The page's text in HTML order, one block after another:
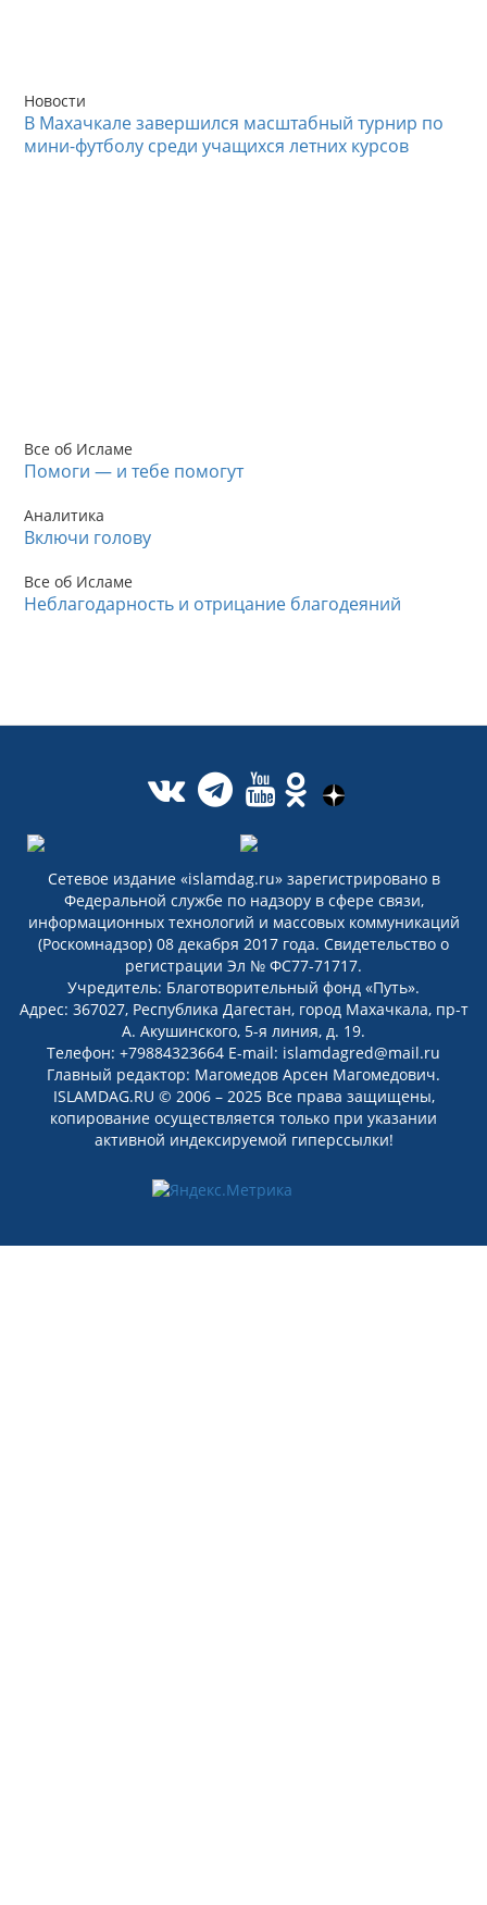
Новости
В Махачкале завершился масштабный турнир по
мини-футболу среди учащихся летних курсов
Все об Исламе
Помоги — и тебе помогут
Аналитика
Включи голову
Все об Исламе
Неблагодарность и отрицание благодеяний
Сетевое издание «islamdag.ru» зарегистрировано в
Федеральной службе по надзору в сфере связи,
информационных технологий и массовых коммуникаций
(Роскомнадзор) 08 декабря 2017 года. Свидетельство о
регистрации Эл № ФС77-71717.
Учредитель: Благотворительный фонд «Путь».
Адрес: 367027, Республика Дагестан, город Махачкала, пр-т
А. Акушинского, 5-я линия, д. 19.
Телефон: +79884323664 E-mail: islamdagred@mail.ru
Главный редактор: Магомедов Арсен Магомедович.
ISLAMDAG.RU © 2006 – 2025 Все права защищены,
копирование осуществляется только при указании
активной индексируемой гиперссылки!